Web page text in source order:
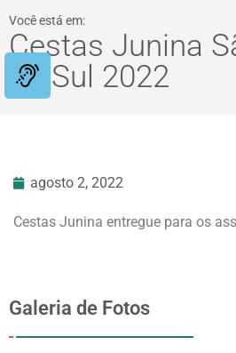
Você está em:
Cestas Junina
do Sul 2022
agosto 2, 2022
Cestas Junina entregue para os
Galeria de Fotos